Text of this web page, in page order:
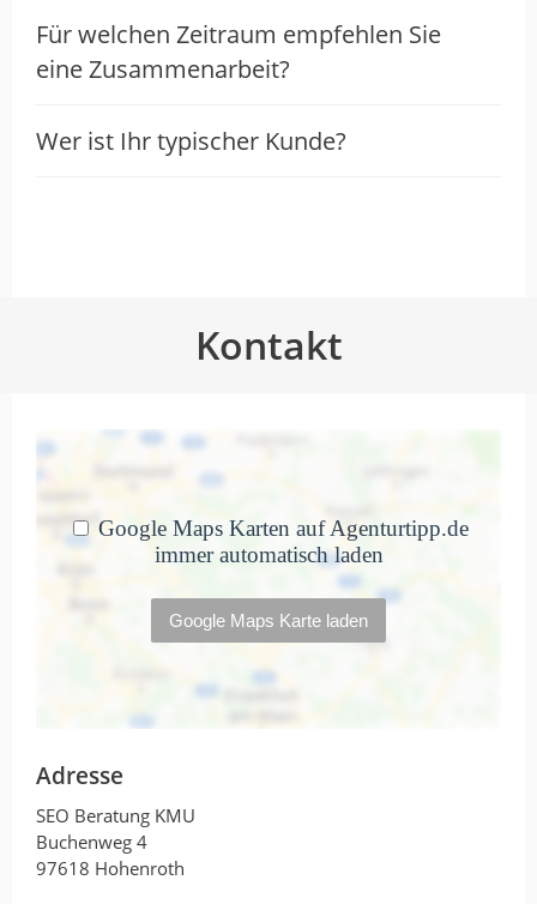
Für welchen Zeitraum empfehlen Sie
eine Zusammenarbeit?
Wer ist Ihr typischer Kunde?
Kontakt
Adresse
SEO Beratung KMU
Buchenweg 4
97618 Hohenroth